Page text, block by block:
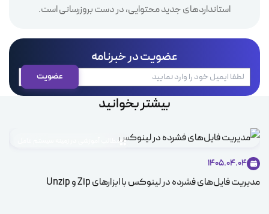
استانداردهای جدید محتوایی، در دست بروزرسانی است.
عضویت در خبرنامه
بیشتر بخوانید
مطالب آموزشی در زمینه سیستم عامل
1405.04.04
مدیریت فایل‌های فشرده در لینوکس با ابزارهای Zip و Unzip